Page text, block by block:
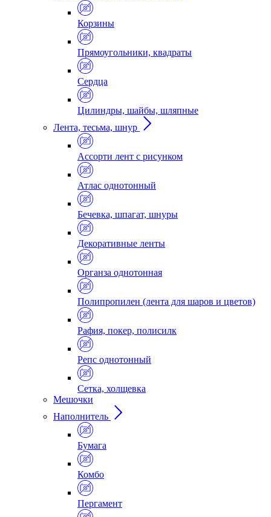
Корзины
Прямоугольники, квадраты
Сердца
Цилиндры, шайбы, шляпные
Лента, тесьма, шнур
Ассорти лент с рисунком
Атлас однотонный
Бечевка, шпагат, шнуры
Декоративные ленты
Органза однотонная
Полипропилен (лента для шаров и цветов)
Рафия, покер, полисилк
Репс однотонный
Сетка, холщевка
Мешочки
Наполнитель
Бумага
Комбо
Пергамент